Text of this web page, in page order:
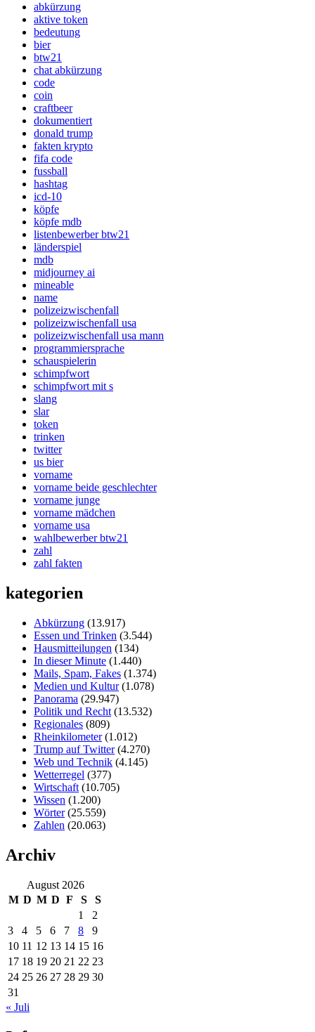
abkürzung
aktive token
bedeutung
bier
btw21
chat abkürzung
code
coin
craftbeer
dokumentiert
donald trump
fakten krypto
fifa code
fussball
hashtag
icd-10
köpfe
köpfe mdb
listenbewerber btw21
länderspiel
mdb
midjourney ai
mineable
name
polizeizwischenfall
polizeizwischenfall usa
polizeizwischenfall usa mann
programmiersprache
schauspielerin
schimpfwort
schimpfwort mit s
slang
slar
token
trinken
twitter
us bier
vorname
vorname beide geschlechter
vorname junge
vorname mädchen
vorname usa
wahlbewerber btw21
zahl
zahl fakten
kategorien
Abkürzung (13.917)
Essen und Trinken (3.544)
Hausmitteilungen (134)
In dieser Minute (1.440)
Mails, Spam, Fakes (1.374)
Medien und Kultur(1.078)
Panorama (29.947)
Politik und Recht (13.532)
Regionales (809)
Rheinkilometer(1.012)
Trump auf Twitter(4.270)
Web und Technik (4.145)
Wetterregel (377)
Wirtschaft (10.705)
Wissen (1.200)
Wörter(25.559)
Zahlen (20.063)
Archiv
August 2026
M D M D F S
S
1
2
3
4 5 6 7 8
9
10 11 12 13 14 15 16
17 18 19 20 21 22 23
24 25 26 27 28 29 30
31
« Juli